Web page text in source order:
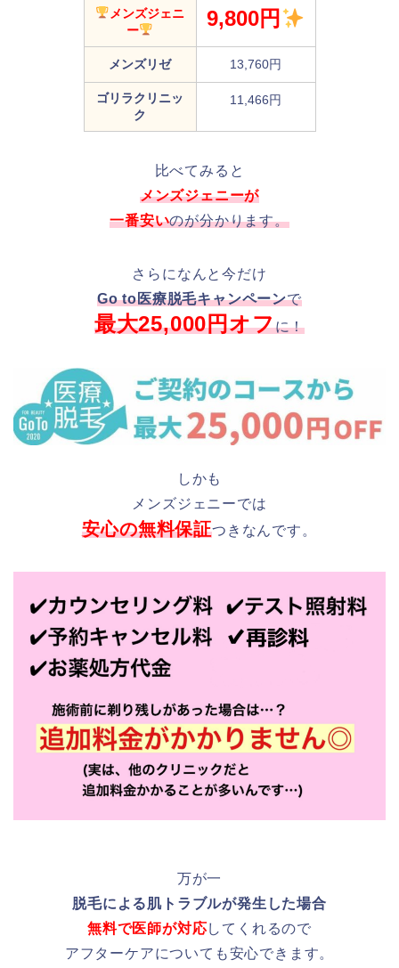
メンズジェニ
ー
9,800円
メンズリゼ 13,760円
ゴリラクリニッ
ク
11,466円
比べてみると
メンズジェニーが
一番安いのが分かります。
さらになんと今だけ
Go to医療脱毛キャンペーンで
最大25,000円オフに！
しかも
メンズジェニーでは
安心の無料保証つきなんです。
万が一
脱毛による肌トラブルが発生した場合
無料で医師が対応してくれるので
アフターケアについても安心できます。